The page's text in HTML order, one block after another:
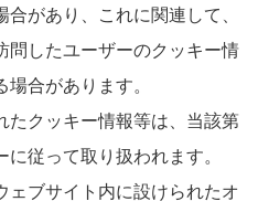
があり、これに関連して、
問したユーザーのクッキー情
合があります。
たクッキー情報等は、当該第
従って取り扱われます。
ブサイト内に設けられたオ